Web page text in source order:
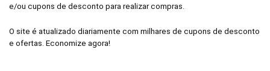
e/ou cupons de desconto para realizar compras.
O site é atualizado diariamente com milhares de cupons de desconto
e ofertas. Economize agora!